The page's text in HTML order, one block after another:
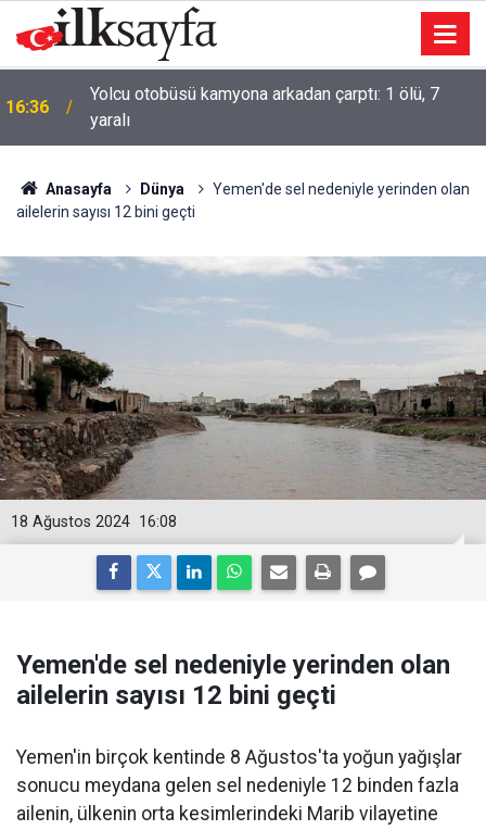
16:36
Yolcu otobüsü kamyona arkadan çarptı: 1 ölü, 7
yaralı
Anasayfa Dünya
Yemen'de sel nedeniyle yerinden olan
ailelerin sayısı 12 bini geçti
16:08
18 Ağustos 2024
Yemen'de sel nedeniyle yerinden olan
ailelerin sayısı 12 bini geçti
Yemen'in birçok kentinde 8 Ağustos'ta yoğun yağışlar
sonucu meydana gelen sel nedeniyle 12 binden fazla
ailenin, ülkenin orta kesimlerindeki Marib vilayetine